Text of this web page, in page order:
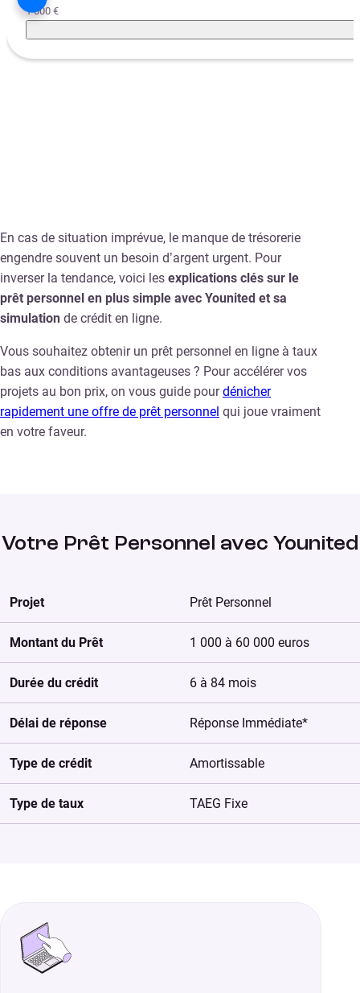
1 000 €
En cas de situation imprévue, le manque de trésorerie
engendre souvent un besoin d’argent urgent. Pour
inverser la tendance, voici les explications clés sur le
prêt personnel en plus simple avec Younited et sa
simulation de crédit en ligne.
Vous souhaitez obtenir un prêt personnel en ligne à taux
bas aux conditions avantageuses ? Pour accélérer vos
projets au bon prix, on vous guide pourdénicher
rapidement une offre de prêt personnel qui joue vraiment
en votre faveur.
Votre Prêt Personnel avec Younited
Projet Prêt Personnel
Montant du Prêt 1 000 à 60 000 euros
Durée du crédit 6 à 84 mois
Délai de réponse Réponse Immédiate*
Type de crédit Amortissable
Type de taux TAEG Fixe